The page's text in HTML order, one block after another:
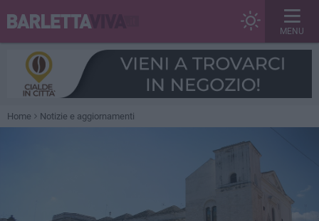
MENU
Home Notizie e aggiornamenti